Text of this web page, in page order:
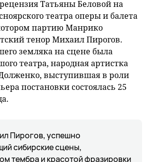
Татьяны Беловой на
театра оперы и балета
партию Манрико
тенор Михаил Пирогов.
земляка на сцене была
театра, народная артистка
выступившая в роли
постановки состоялась 25
Пирогов, успешно
сибирские сцены,
тембра и красотой фразировки